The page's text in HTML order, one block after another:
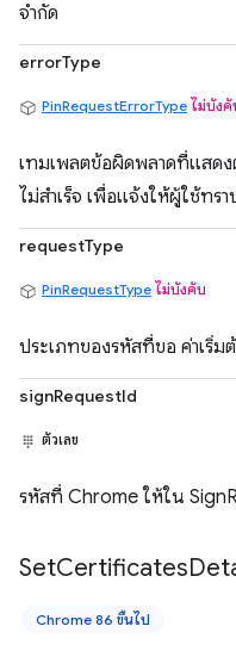
จำกัด
errorType
PinRequestErrorType ไม่บังคั
เทมเพลตข้อผิดพลาดที่แสดง
ไม่สำเร็จ เพื่อแจ้งให้ผู้ใช้ทร
requestType
PinRequestType ไม่บังคับ
ประเภทของรหัสที่ขอ ค่าเริ่ม
signRequestId
ตัวเลข
รหัสที่ Chrome ให้ใน
SetCertificates
Chrome 86 ขึ้นไป